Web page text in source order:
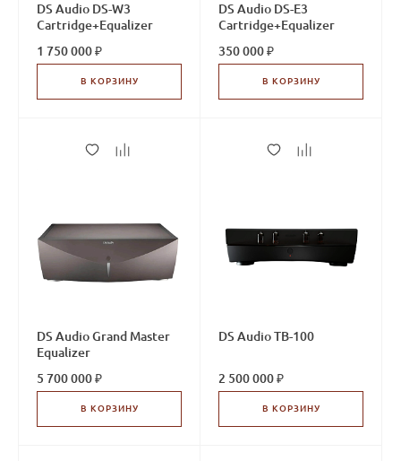
DS Audio DS-W3
Cartridge+Equalizer
1 750 000 ₽
В КОРЗИНУ
DS Audio DS-E3
Cartridge+Equalizer
350 000 ₽
В КОРЗИНУ
DS Audio Grand Master
Equalizer
5 700 000 ₽
В КОРЗИНУ
DS Audio TB-100
2 500 000 ₽
В КОРЗИНУ